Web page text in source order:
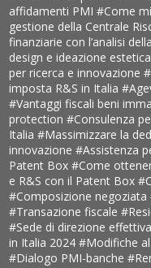
affidamenti PMI#Come
gestione della Centrale
finanziarie con l’analisi
design e ideazione
per ricerca e innovazione
imposta R&S in Italia
#Vantaggi fiscali beni
protection#Consulenza
Italia#Massimizzare la
innovazione#Assistenza
Patent Box#Come
e R&S con il Patent Box
#Composizione negoziata
#Transazione fiscale
#Sede di direzione
in Italia 2024#Modifiche
#Dialogo PMI-banche